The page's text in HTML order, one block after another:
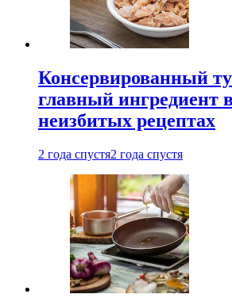
Консервированный
главный ингредиент
неизбитых рецептах
2 года спустя2 года спустя